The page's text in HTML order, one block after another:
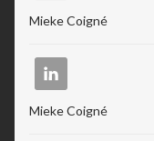
Mieke Coigné
Mieke Coigné